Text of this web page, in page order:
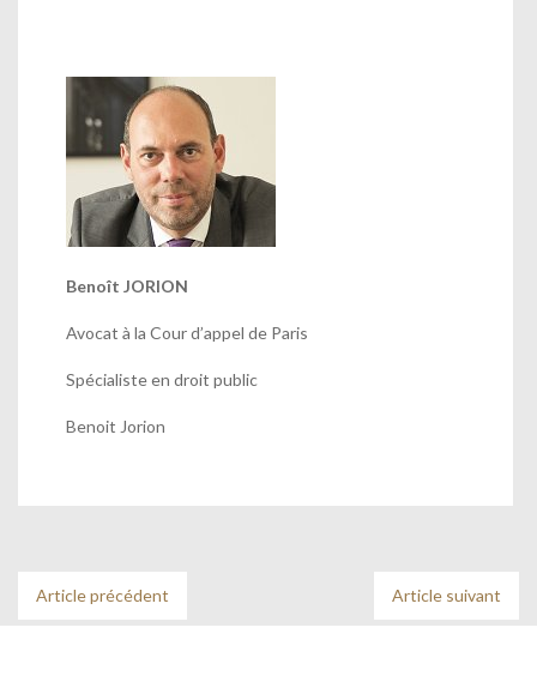
Benoît JORION
Avocat à la Cour d’appel de Paris
Spécialiste en droit public
Benoit Jorion
Article précédent Article suivant